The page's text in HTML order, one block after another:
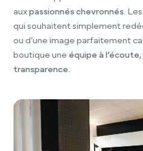
auxpassionnés chevronnés.
qui souhaitent simplement
ou d’une image parfaitement
boutique une équipe à
transparence.